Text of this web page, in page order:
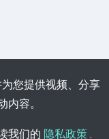
料
您提供视频、分享
容。
我们的 隐私政策 .